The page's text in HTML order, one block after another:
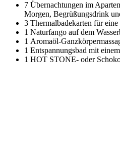
7 Übernachtungen im
Morgen, Begrüßungsdrink
3 Thermalbadekarten für
1 Naturfango auf dem
1 Aromaöl-
1 Entspannungsbad mit
1 HOT STONE- oder